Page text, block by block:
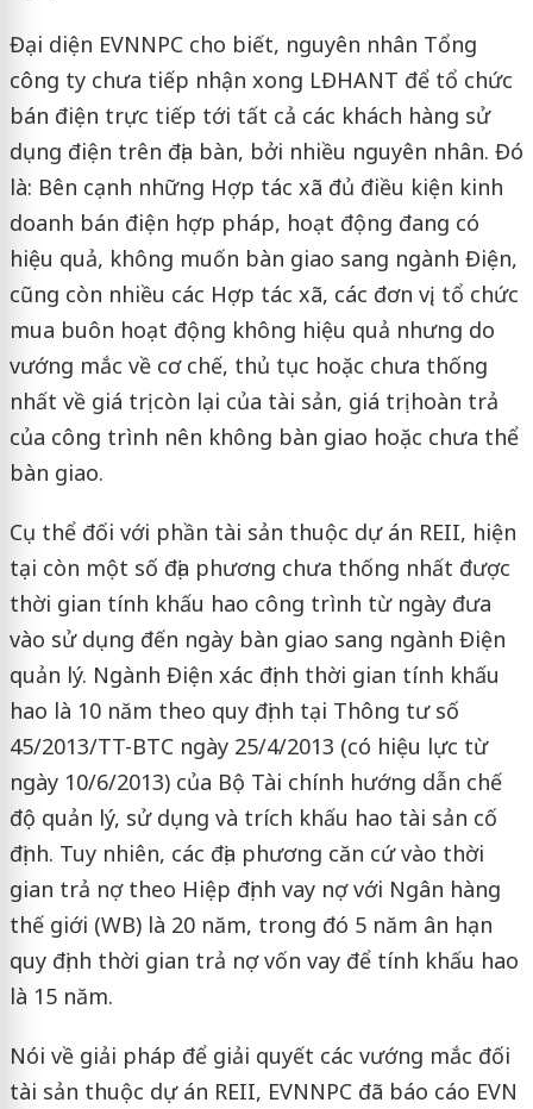
Đại diện EVNNPC cho biết, nguyên nhân Tổng
công ty chưa tiếp nhận xong LĐHANT để tổ chức
bán điện trực tiếp tới tất cả các khách hàng sử
dụng điện trên địa bàn, bởi nhiều nguyên nhân. Đó
là: Bên cạnh những Hợp tác xã đủ điều kiện kinh
doanh bán điện hợp pháp, hoạt động đang có
hiệu quả, không muốn bàn giao sang ngành Điện,
cũng còn nhiều các Hợp tác xã, các đơn vị, tổ chức
mua buôn hoạt động không hiệu quả nhưng do
vướng mắc về cơ chế, thủ tục hoặc chưa thống
nhất về giá trị còn lại của tài sản, giá trị hoàn trả
của công trình nên không bàn giao hoặc chưa thể
bàn giao.
Cụ thể đối với phần tài sản thuộc dự án REII, hiện
tại còn một số địa phương chưa thống nhất được
thời gian tính khấu hao công trình từ ngày đưa
vào sử dụng đến ngày bàn giao sang ngành Điện
quản lý. Ngành Điện xác định thời gian tính khấu
hao là 10 năm theo quy định tại Thông tư số
45/2013/TT-BTC ngày 25/4/2013 (có hiệu lực từ
ngày 10/6/2013) của Bộ Tài chính hướng dẫn chế
độ quản lý, sử dụng và trích khấu hao tài sản cố
định. Tuy nhiên, các địa phương căn cứ vào thời
gian trả nợ theo Hiệp định vay nợ với Ngân hàng
thế giới (WB) là 20 năm, trong đó 5 năm ân hạn
quy định thời gian trả nợ vốn vay để tính khấu hao
là 15 năm.
Nói về giải pháp để giải quyết các vướng mắc đối
tài sản thuộc dự án REII, EVNNPC đã báo cáo EVN